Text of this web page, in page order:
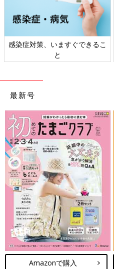
こんなものがあるのかと感動し
ちなみに、ミルクやおむつのメ
っていたので、この時点で夫に
ついでに円座クッションも。
そうしてスタートした母子同室
が…。
感染症対策、いますぐできるこ
と
最新号
Amazonで購入